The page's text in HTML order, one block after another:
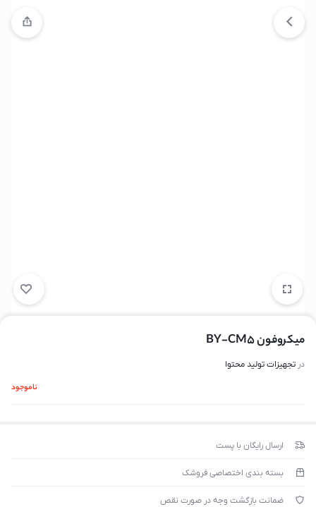
میکروفون BY-CM5
در تجهیزات تولید محتوا
ناموجود
ارسال رایگان با پست
بسته بندی اختصاصی فروشک
ضمانت بازگشت وجه در صورت نقص